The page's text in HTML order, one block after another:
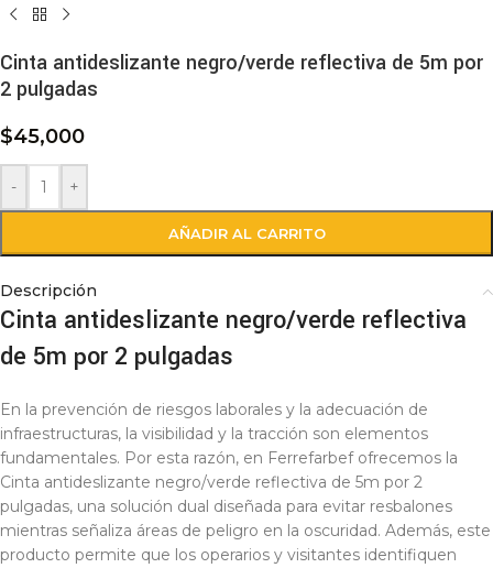
Cinta antideslizante negro/verde reflectiva de 5m por
2 pulgadas
$45,000
- +
AÑADIR AL CARRITO
Descripción
Cinta antideslizante negro/verde reflectiva
de 5m por 2 pulgadas
En la prevención de riesgos laborales y la adecuación de
infraestructuras, la visibilidad y la tracción son elementos
fundamentales. Por esta razón, en Ferrefarbef ofrecemos la
Cinta antideslizante negro/verde reflectiva de 5m por 2
pulgadas, una solución dual diseñada para evitar resbalones
mientras señaliza áreas de peligro en la oscuridad. Además, este
producto permite que los operarios y visitantes identifiquen